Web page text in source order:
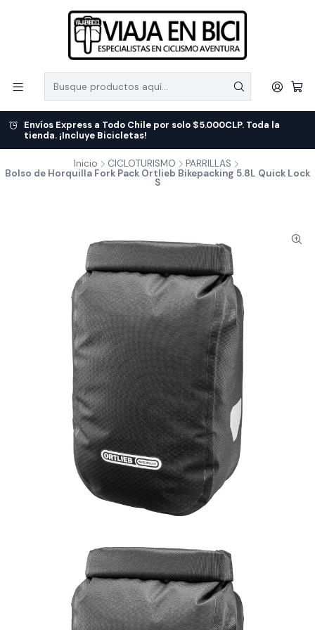
Envíos Express a Todo Chile por solo $5.000CLP. Toda la
tienda. ¡Incluye Bicicletas!
Inicio CICLOTURISMO
PARRILLAS
Bolso de Horquilla Fork Pack Ortlieb Bikepacking 5.8L Quick Lock
S